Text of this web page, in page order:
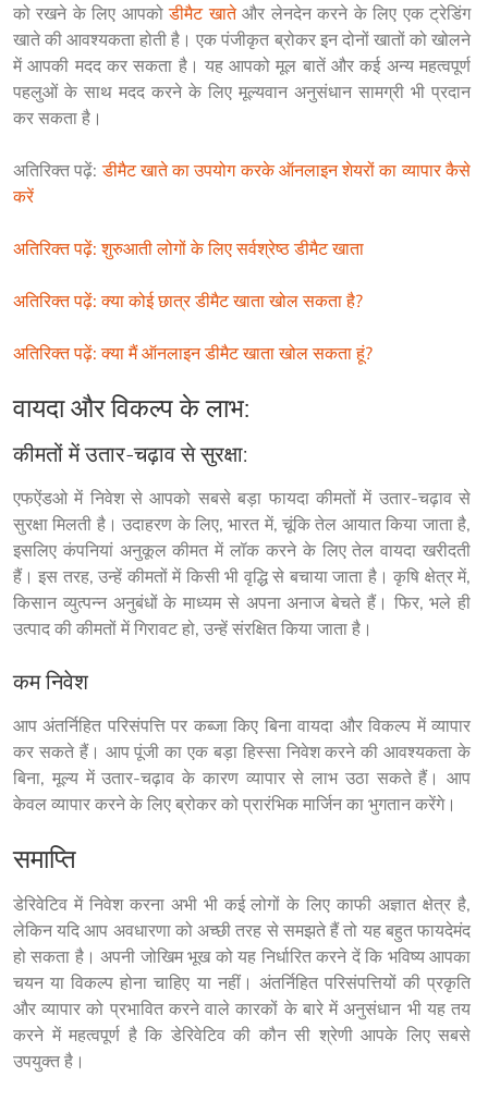
को रखने के लिए आपको डीमैट खाते और लेनदेन करने के लिए एक ट्रेडिंग
खाते की आवश्यकता होती है। एक पंजीकृत ब्रोकर इन दोनों खातों को खोलने
में आपकी मदद कर सकता है। यह आपको मूल बातें और कई अन्य महत्वपूर्ण
पहलुओं के साथ मदद करने के लिए मूल्यवान अनुसंधान सामग्री भी प्रदान
कर सकता है।
अतिरिक्त पढ़ें: डीमैट खाते का उपयोग करके ऑनलाइन शेयरों का व्यापार कैसे
करें
अतिरिक्त पढ़ें: शुरुआती लोगों के लिए सर्वश्रेष्ठ डीमैट खाता
अतिरिक्त पढ़ें: क्या कोई छात्र डीमैट खाता खोल सकता है?
अतिरिक्त पढ़ें: क्या मैं ऑनलाइन डीमैट खाता खोल सकता हूं?
वायदा और विकल्प के लाभ:
कीमतों में उतार-चढ़ाव से सुरक्षा:
एफऐंडओ में निवेश से आपको सबसे बड़ा फायदा कीमतों में उतार-चढ़ाव से
सुरक्षा मिलती है। उदाहरण के लिए, भारत में, चूंकि तेल आयात किया जाता है,
इसलिए कंपनियां अनुकूल कीमत में लॉक करने के लिए तेल वायदा खरीदती
हैं। इस तरह, उन्हें कीमतों में किसी भी वृद्धि से बचाया जाता है। कृषि क्षेत्र में,
किसान व्युत्पन्न अनुबंधों के माध्यम से अपना अनाज बेचते हैं। फिर, भले ही
उत्पाद की कीमतों में गिरावट हो, उन्हें संरक्षित किया जाता है।
कम निवेश
आप अंतर्निहित परिसंपत्ति पर कब्जा किए बिना वायदा और विकल्प में व्यापार
कर सकते हैं। आप पूंजी का एक बड़ा हिस्सा निवेश करने की आवश्यकता के
बिना, मूल्य में उतार-चढ़ाव के कारण व्यापार से लाभ उठा सकते हैं। आप
केवल व्यापार करने के लिए ब्रोकर को प्रारंभिक मार्जिन का भुगतान करेंगे।
समाप्ति
डेरिवेटिव में निवेश करना अभी भी कई लोगों के लिए काफी अज्ञात क्षेत्र है,
लेकिन यदि आप अवधारणा को अच्छी तरह से समझते हैं तो यह बहुत फायदेमंद
हो सकता है। अपनी जोखिम भूख को यह निर्धारित करने दें कि भविष्य आपका
चयन या विकल्प होना चाहिए या नहीं। अंतर्निहित परिसंपत्तियों की प्रकृति
और व्यापार को प्रभावित करने वाले कारकों के बारे में अनुसंधान भी यह तय
करने में महत्वपूर्ण है कि डेरिवेटिव की कौन सी श्रेणी आपके लिए सबसे
उपयुक्त है।